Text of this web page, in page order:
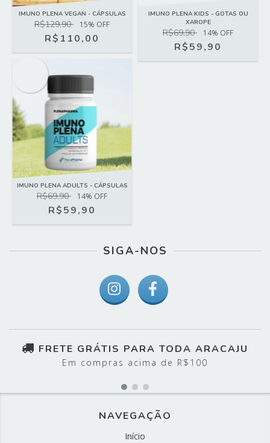
IMUNO PLENA VEGAN - CÁPSULAS
R$129,90 15% OFF
R$110,00
IMUNO PLENA KIDS - GOTAS OU
XAROPE
R$69,90 14% OFF
R$59,90
IMUNO PLENA ADULTS - CÁPSULAS
R$69,90 14% OFF
R$59,90
SIGA-NOS
FRETE GRÁTIS PARA TODA ARACAJU
Em compras acima de R$100
NAVEGAÇÃO
Início